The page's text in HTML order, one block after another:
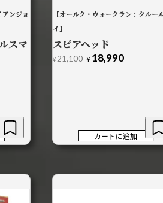
アンジョ
スマ
【オールク・ウォークラン：クルー
イ】
スピアヘッド
¥21,100 元
で
し
¥ 18,990現
¥18,990
で
カートに追加